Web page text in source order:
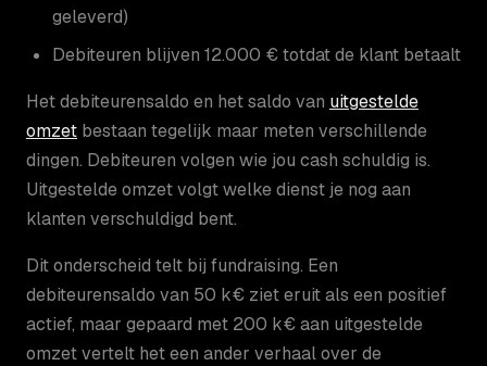
geleverd)
Debiteuren blijven 12.000 € totdat de klant betaalt
Het debiteurensaldo en het saldo van uitgestelde
omzet bestaan tegelijk maar meten verschillende
dingen. Debiteuren volgen wie jou cash schuldig is.
Uitgestelde omzet volgt welke dienst je nog aan
klanten verschuldigd bent.
Dit onderscheid telt bij fundraising. Een
debiteurensaldo van 50 k€ ziet eruit als een positief
actief, maar gepaard met 200 k€ aan uitgestelde
omzet vertelt het een ander verhaal over de